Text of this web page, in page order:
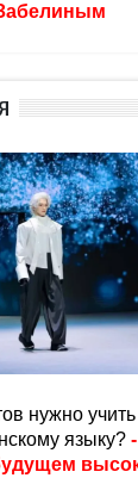
нужно учить
языку? -